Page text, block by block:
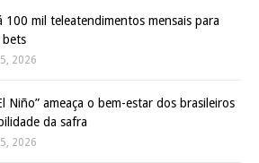
100 mil teleatendimentos mensais para
bets
2026
Niño” ameaça o bem-estar dos brasileiros
da safra
2026